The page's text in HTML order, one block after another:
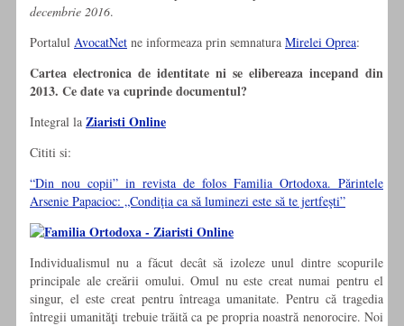
decembrie 2016.
Portalul AvocatNet ne informeaza prin semnatura Mirelei Oprea:
Cartea electronica de identitate ni se elibereaza incepand din
2013. Ce date va cuprinde documentul?
Integral la Ziaristi Online
Cititi si:
“Din nou copii” in revista de folos Familia Ortodoxa. Părintele
Arsenie Papacioc: „Condiţia ca să luminezi este să te jertfeşti”
Individualismul nu a făcut decât să izoleze unul dintre scopurile
principale ale creării omului. Omul nu este creat numai pentru el
singur, el este creat pentru întreaga umanitate. Pentru că tragedia
întregii umanităţi trebuie trăită ca pe propria noastră nenorocire. Noi